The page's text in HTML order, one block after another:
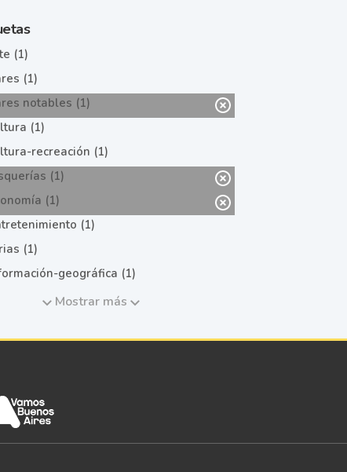
(1)
(1)
notables (1)
(1)
recreación (1)
(1)
(1)
(1)
(1)
geográfica (1)
Mostrar más